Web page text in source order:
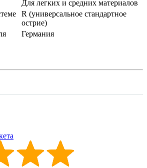
Для легких и средних материалов
R (универсальное стандартное
острие)
Германия